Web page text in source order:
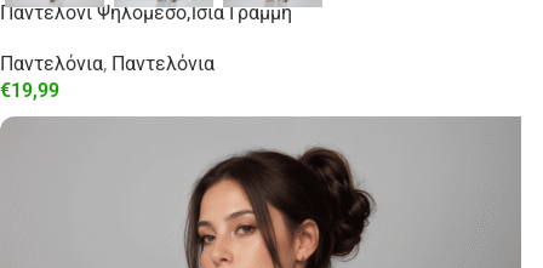
Παντελόνι Ψηλόμεσο,Ίσια Γραμμή
Παντελόνια, Παντελόνια
€19,99